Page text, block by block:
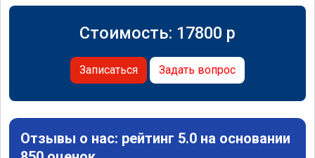
Стоимость: 17800 p
Записаться Задать вопрос
Отзывы о нас: рейтинг 5.0 на основании